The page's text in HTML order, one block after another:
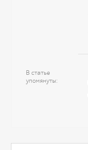
В статье
упомянуты